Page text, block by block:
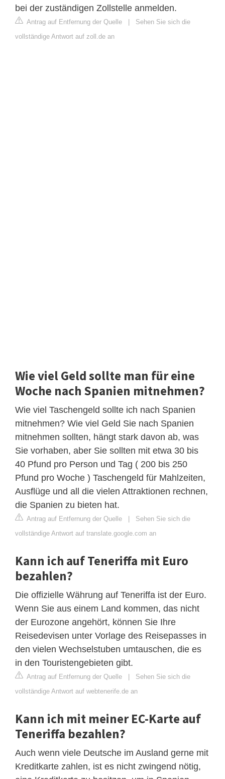
bei der zuständigen Zollstelle anmelden.
Antrag auf Entfernung der Quelle | Sehen Sie sich die
vollständige Antwort auf zoll.de an
Wie viel Geld sollte man für eine
Woche nach Spanien mitnehmen?
Wie viel Taschengeld sollte ich nach Spanien
mitnehmen? Wie viel Geld Sie nach Spanien
mitnehmen sollten, hängt stark davon ab, was
Sie vorhaben, aber Sie sollten mit etwa 30 bis
40 Pfund pro Person und Tag ( 200 bis 250
Pfund pro Woche ) Taschengeld für Mahlzeiten,
Ausflüge und all die vielen Attraktionen rechnen,
die Spanien zu bieten hat.
Antrag auf Entfernung der Quelle | Sehen Sie sich die
vollständige Antwort auf translate.google.com an
Kann ich auf Teneriffa mit Euro
bezahlen?
Die offizielle Währung auf Teneriffa ist der Euro.
Wenn Sie aus einem Land kommen, das nicht
der Eurozone angehört, können Sie Ihre
Reisedevisen unter Vorlage des Reisepasses in
den vielen Wechselstuben umtauschen, die es
in den Touristengebieten gibt.
Antrag auf Entfernung der Quelle | Sehen Sie sich die
vollständige Antwort auf webtenerife.de an
Kann ich mit meiner EC-Karte auf
Teneriffa bezahlen?
Auch wenn viele Deutsche im Ausland gerne mit
Kreditkarte zahlen, ist es nicht zwingend nötig,